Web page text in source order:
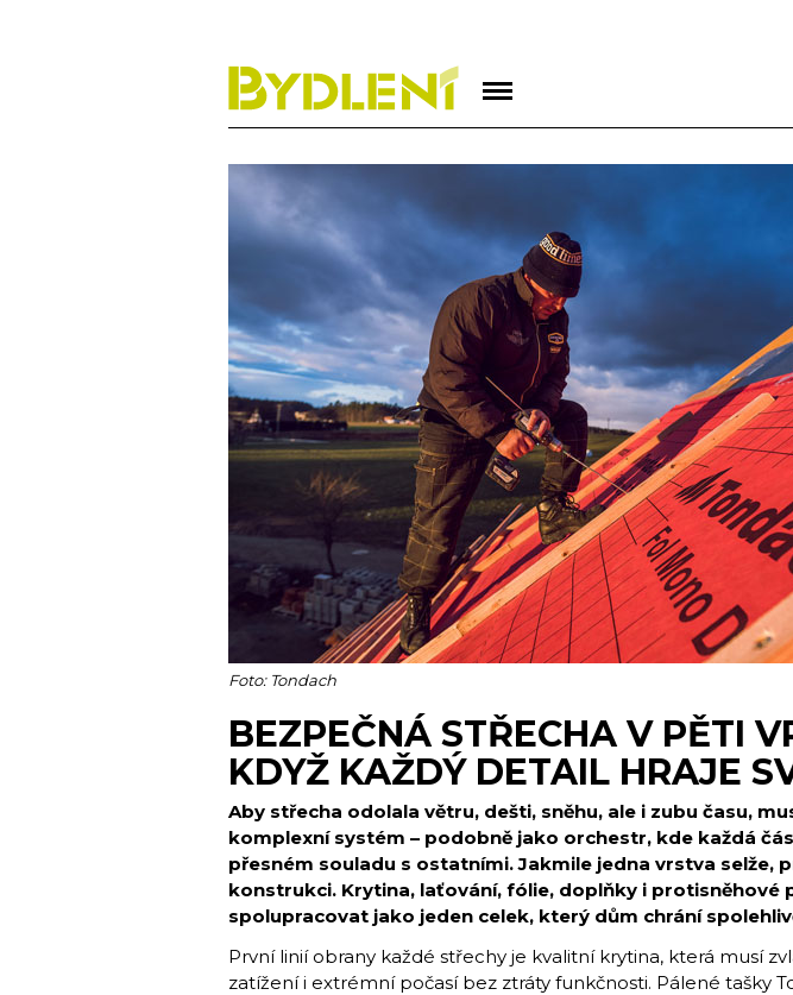
Foto: Tondach
BEZPEČNÁ STŘECHA V PĚTI
KDYŽ KAŽDÝ DETAIL HRAJE
Aby střecha odolala větru, dešti, sněhu, ale i zubu času,
komplexní systém – podobně jako orchestr, kde každá
přesném souladu s ostatními. Jakmile jedna vrstva selže,
konstrukci. Krytina, laťování, fólie, doplňky i protisněhové
spolupracovat jako jeden celek, který dům chrání
První linií obrany každé střechy je kvalitní krytina, která musí
zatížení i extrémní počasí bez ztráty funkčnosti. Pálené tašky